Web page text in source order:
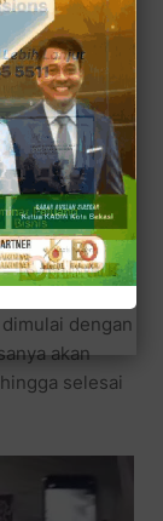
dan Gardu
03 Tri Harris
01 Heri
plenokan
dengan
akan
selesai